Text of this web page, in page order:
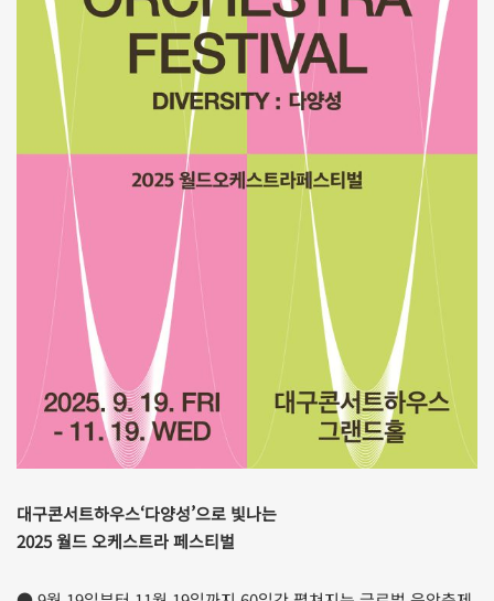
대구콘서트하우스‘다양성’으로 빛나는
2025 월드 오케스트라 페스티벌